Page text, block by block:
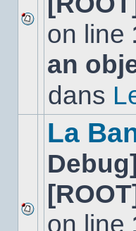
Aucun
nouveau
message
non-
dans
on line
an
dans
Aucun
La
on line